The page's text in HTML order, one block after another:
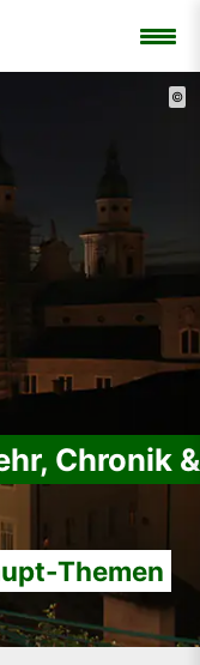
Chronik &
Themen
©